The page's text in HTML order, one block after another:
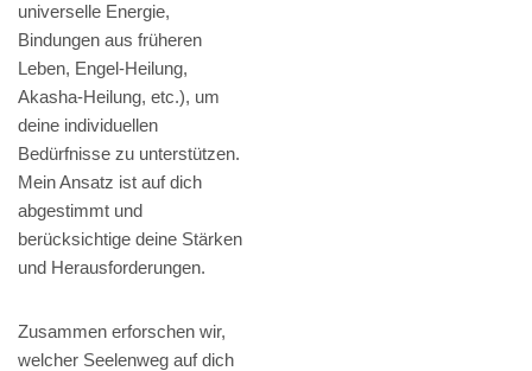
universelle Energie,
Bindungen aus früheren
Leben, Engel-Heilung,
Akasha-Heilung, etc.), um
deine individuellen
Bedürfnisse zu unterstützen.
Mein Ansatz ist auf dich
abgestimmt und
berücksichtige deine Stärken
und Herausforderungen.
Zusammen erforschen wir,
welcher Seelenweg auf dich